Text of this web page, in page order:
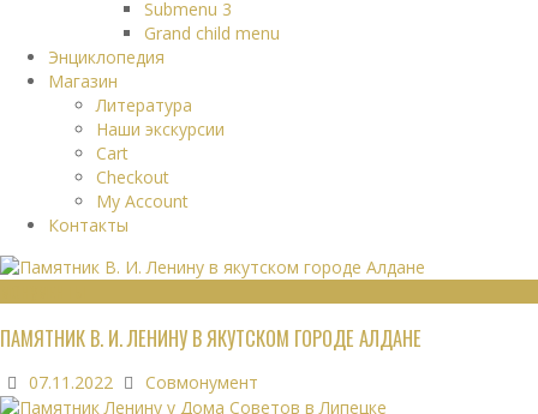
Submenu 3
Grand child menu
Энциклопедия
Магазин
Литература
Наши экскурсии
Cart
Checkout
My Account
Контакты
ПАМЯТНИК В. И. ЛЕНИНУ В ЯКУТСКОМ ГОРОДЕ АЛДАНЕ
07.11.2022 Совмонумент